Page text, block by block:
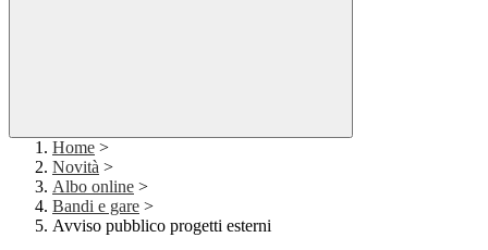
Home >
Novità >
Albo online >
Bandi e gare >
Avviso pubblico progetti esterni